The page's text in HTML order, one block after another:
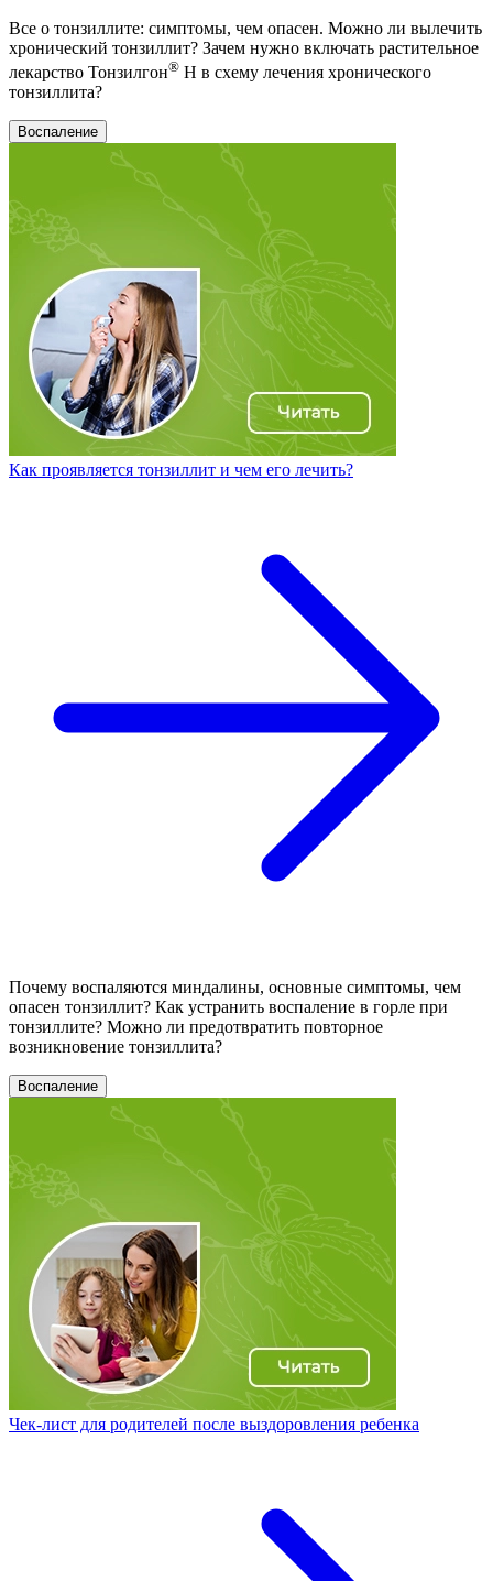
Все о тонзиллите: симптомы, чем опасен. Можно ли вылечить
хронический тонзиллит? Зачем нужно включать растительное
лекарство Тонзилгон® Н в схему лечения хронического
тонзиллита?
Воспаление
Как проявляется тонзиллит и чем его лечить?
Почему воспаляются миндалины, основные симптомы, чем
опасен тонзиллит? Как устранить воспаление в горле при
тонзиллите? Можно ли предотвратить повторное
возникновение тонзиллита?
Воспаление
Чек-лист для родителей после выздоровления ребенка